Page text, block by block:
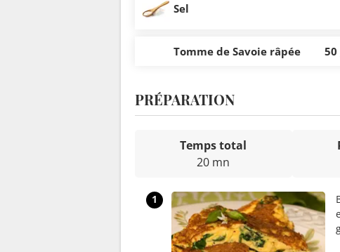
Sel
Tomme de Savoie râpée 50
PRÉPARATION
Temps total
20 mn
1